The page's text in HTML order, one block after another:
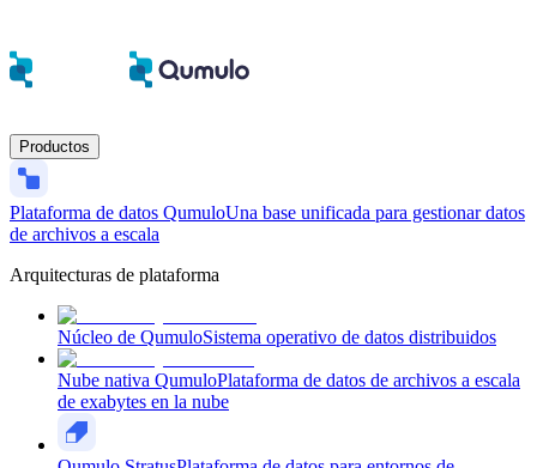
Productos
Plataforma de datos QumuloUna base unificada para gestionar datos
de archivos a escala
Arquitecturas de plataforma
Núcleo de QumuloSistema operativo de datos distribuidos
Nube nativa QumuloPlataforma de datos de archivos a escala
de exabytes en la nube